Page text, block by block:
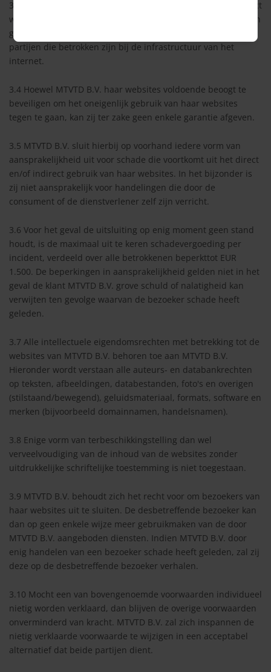
3.3 Garanties met betrekking tot het volledig technisch correct
werken van de websites kunnen door MTVTD B.V. niet worden
gegeven, aangezien zij hiertoe afhankelijk is van derde
partijen die betrokken zijn bij de infrastructuur van het
internet.
3.4 Hoewel MTVTD B.V. haar websites voldoende beoogt te
beveiligen om het oneigenlijk gebruik van haar websites
tegen te gaan, kan zij ter zake geen enkele garantie afgeven.
3.5 MTVTD B.V. sluit hierbij op voorhand iedere vorm van
aansprakelijkheid uit voor schade die voortkomt uit het direct
en/of indirect gebruik van haar websites. In het bijzonder is
zij niet aansprakelijk voor handelingen die door de
consument of de dienstverlener zelf zijn verricht.
3.6 Voor het geval de uitsluiting op enig moment geen stand
houdt, is de maximaal uit te keren schadevergoeding per
incident, verdeeld over alle betrokkenen beperkttot EUR
1.500. De beperkingen in aansprakelijkheid gelden niet in het
geval de klant MTVTD B.V. grove schuld of nalatigheid kan
verwijten ten gevolge waarvan de bezoeker schade heeft
geleden.
3.7 Alle intellectuele eigendomsrechten met betrekking tot de
websites van MTVTD B.V. behoren toe aan MTVTD B.V.
Hieronder wordt verstaan alle auteurs- en databankrechten
op teksten, afbeeldingen, databestanden, foto's en overigen
(stilstaand/bewegend), geluidsmateriaal, formats, software en
merken (bijvoorbeeld domainnamen, handelsnamen).
3.8 Enige vorm van terbeschikkingstelling dan wel
verveelvoudiging van de inhoud van de websites zonder
uitdrukkelijke schriftelijke toestemming is niet toegestaan.
3.9 MTVTD B.V. behoudt zich het recht voor om bezoekers van
haar websites uit te sluiten. De desbetreffende bezoeker kan
dan op geen enkele wijze meer gebruikmaken van de door
MTVTD B.V. aangeboden diensten. Indien MTVTD B.V. door
enig handelen van een bezoeker schade heeft geleden, zal zij
deze op de desbetreffende bezoeker verhalen.
3.10 Mocht een van bovengenoemde voorwaarden individueel
nietig worden verklaard, dan blijven de overige voorwaarden
onverminderd van kracht. MTVTD B.V. zal zich inspannen de
nietig verklaarde voorwaarde te wijzigen in een acceptabel
alternatief dat beide partijen dient.